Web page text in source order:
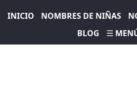
INICIO NOMBRES DE NIÑAS
BLOG
☰